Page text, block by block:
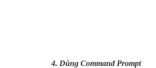
4. Dùng Command Prompt